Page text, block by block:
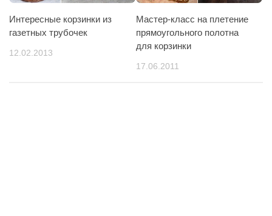
Интересные корзинки из
газетных трубочек
12.02.2013
Мастер-класс на плетение
прямоугольного полотна
для корзинки
17.06.2011